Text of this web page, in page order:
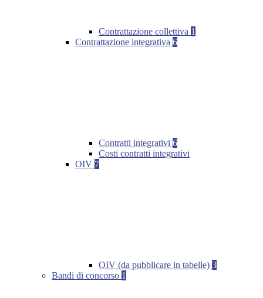
Contrattazione collettiva 1
Contrattazione integrativa 6
Contratti integrativi 6
Costi contratti integrativi
OIV 7
OIV (da pubblicare in tabelle) 3
Bandi di concorso 1